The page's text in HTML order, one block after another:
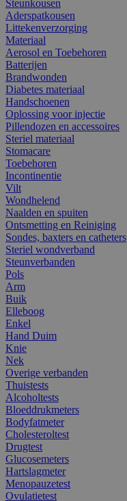
Steunkousen
Aderspatkousen
Littekenverzorging
Materiaal
Aerosol en Toebehoren
Batterijen
Brandwonden
Diabetes materiaal
Handschoenen
Oplossing voor injectie
Pillendozen en accessoires
Steriel materiaal
Stomacare
Toebehoren
Incontinentie
Vilt
Wondhelend
Naalden en spuiten
Ontsmetting en Reiniging
Sondes, baxters en catheters
Steriel wondverband
Steunverbanden
Pols
Arm
Buik
Elleboog
Enkel
Hand Duim
Knie
Nek
Overige verbanden
Thuistests
Alcoholtests
Bloeddrukmeters
Bodyfatmeter
Cholesteroltest
Drugtest
Glucosemeters
Hartslagmeter
Menopauzetest
Ovulatietest